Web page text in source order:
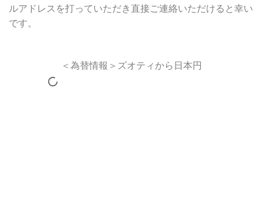
ルアドレスを打っていただき直接ご連絡いただけると幸い
です。
＜為替情報＞ズオティから日本円